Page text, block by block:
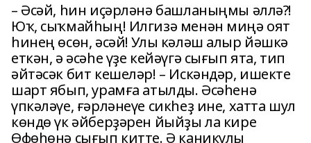
– Әсәй, һин иҫәрләнә башланыңмы әллә?!
Юҡ, сыҡмайһың! Илгизә менән миңә оят
һинең өсөн, әсәй! Улы кәләш алыр йәшкә
еткән, ә әсәһе үҙе кейәүгә сығып ята, тип
әйтәсәк бит кешеләр! – Искәндәр, ишекте
шарт ябып, урамға атылды. Әсәһенә
үпкәләүе, ғәрләнеүе сикһеҙ ине, хатта шул
көндө үк әйберҙәрен йыйҙы ла кире
Өфөһөнә сығып китте. Ә каникулы